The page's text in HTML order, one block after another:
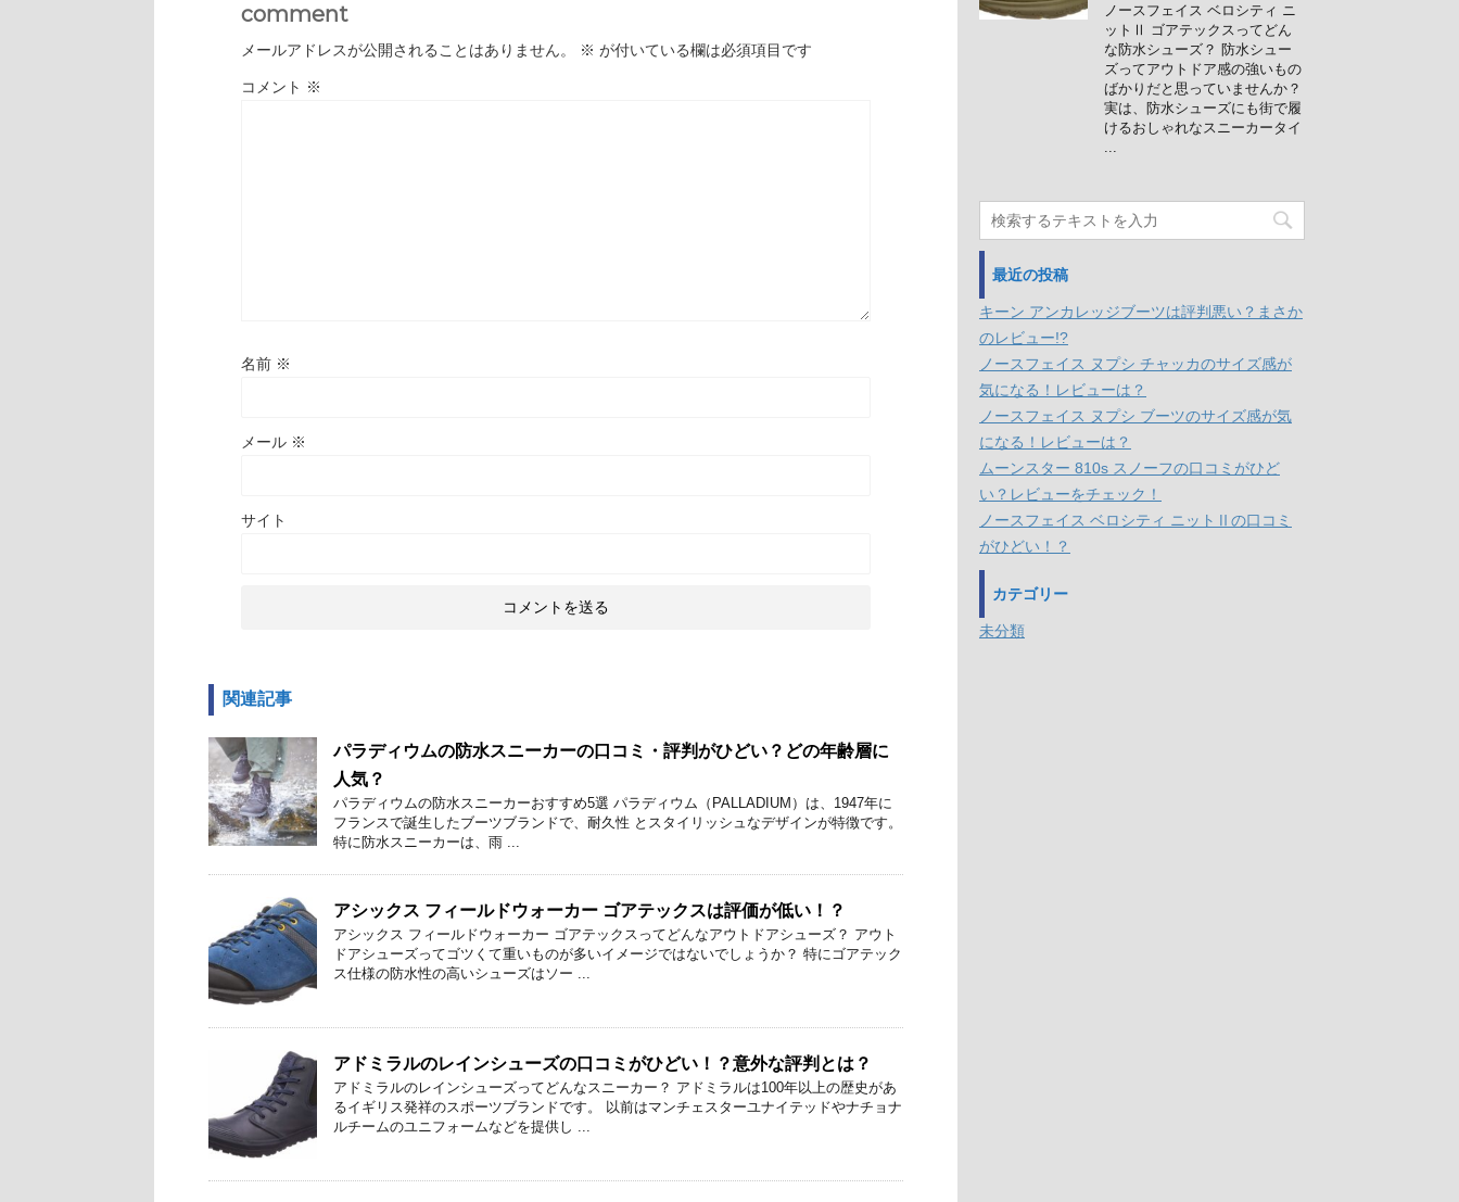
comment
メールアドレスが公開されることはありません。 ※ が付いている欄は必須項目です
コメント ※
名前 ※
メール ※
サイト
関連記事
パラディウムの防水スニーカーの口コミ・評判がひどい？どの年齢層に
人気？
パラディウムの防水スニーカーおすすめ5選 パラディウム（PALLADIUM）は、1947年に
フランスで誕生したブーツブランドで、耐久性 とスタイリッシュなデザインが特徴です。
特に防水スニーカーは、雨 ...
アシックス フィールドウォーカー ゴアテックスは評価が低い！？
アシックス フィールドウォーカー ゴアテックスってどんなアウトドアシューズ？ アウト
ドアシューズってゴツくて重いものが多いイメージではないでしょうか？ 特にゴアテック
ス仕様の防水性の高いシューズはソー ...
アドミラルのレインシューズの口コミがひどい！？意外な評判とは？
アドミラルのレインシューズってどんなスニーカー？ アドミラルは100年以上の歴史があ
るイギリス発祥のスポーツブランドです。 以前はマンチェスターユナイテッドやナチョナ
ルチームのユニフォームなどを提供し ...
ノースフェイス ベロシティ ニ
ットⅡ ゴアテックスってどん
な防水シューズ？ 防水シュー
ズってアウトドア感の強いもの
ばかりだと思っていませんか？
実は、防水シューズにも街で履
けるおしゃれなスニーカータイ
...
最近の投稿
キーン アンカレッジブーツは評判悪い？まさか
のレビュー!?
ノースフェイス ヌプシ チャッカのサイズ感が
気になる！レビューは？
ノースフェイス ヌプシ ブーツのサイズ感が気
になる！レビューは？
ムーンスター 810s スノーフの口コミがひど
い？レビューをチェック！
ノースフェイス ベロシティ ニットⅡの口コミ
がひどい！？
カテゴリー
未分類